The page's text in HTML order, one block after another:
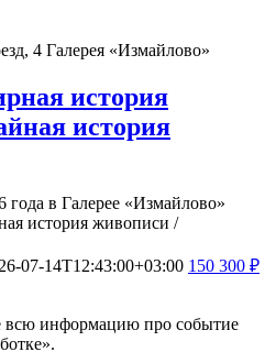
4 Галерея «Измайлово»
история
история
года в Галерее «Измайлово»
история живописи /
07-14T12:43:00+03:00 150 300 ₽
всю информацию про событие